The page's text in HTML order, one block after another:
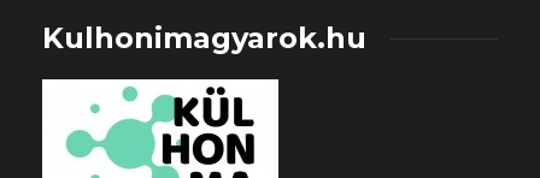
Kulhonimagyarok.hu